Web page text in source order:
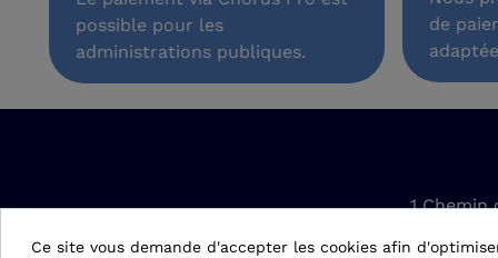
possible pour les
administrations publiques.
de
1 Chemin
Ce site vous demande d'accepter les cookies afin